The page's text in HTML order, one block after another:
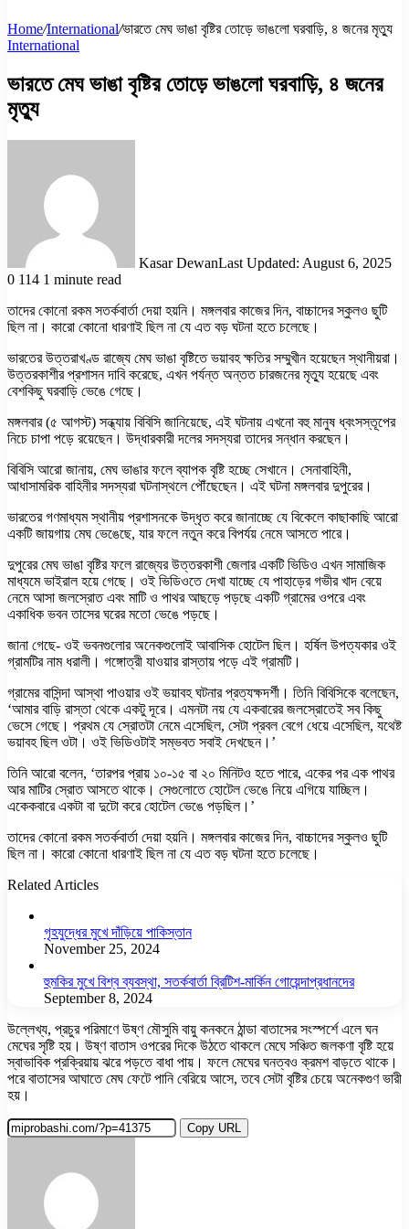
Home/International/ভারতে মেঘ ভাঙা বৃষ্টির তোড়ে ভাঙলো ঘরবাড়ি, ৪ জনের মৃত্যু
International
ভারতে মেঘ ভাঙা বৃষ্টির তোড়ে ভাঙলো ঘরবাড়ি, ৪ জনের
মৃত্যু
Kasar DewanLast Updated: August 6, 2025
0 114 1 minute read
তাদের কোনো রকম সতর্কবার্তা দেয়া হয়নি। মঙ্গলবার কাজের দিন, বাচ্চাদের স্কুলও ছুটি
ছিল না। কারো কোনো ধারণাই ছিল না যে এত বড় ঘটনা হতে চলেছে।
ভারতের উত্তরাখণ্ড রাজ্যে মেঘ ভাঙা বৃষ্টিতে ভয়াবহ ক্ষতির সম্মুখীন হয়েছেন স্থানীয়রা।
উত্তরকাশীর প্রশাসন দাবি করেছে, এখন পর্যন্ত অন্তত চারজনের মৃত্যু হয়েছে এবং
বেশকিছু ঘরবাড়ি ভেঙে গেছে।
মঙ্গলবার (৫ আগস্ট) সন্ধ্যায় বিবিসি জানিয়েছে, এই ঘটনায় এখনো বহু মানুষ ধ্বংসস্তূপের
নিচে চাপা পড়ে রয়েছেন। উদ্ধারকারী দলের সদস্যরা তাদের সন্ধান করছেন।
বিবিসি আরো জানায়, মেঘ ভাঙার ফলে ব্যাপক বৃষ্টি হচ্ছে সেখানে। সেনাবাহিনী,
আধাসামরিক বাহিনীর সদস্যরা ঘটনাস্থলে পৌঁছেছেন। এই ঘটনা মঙ্গলবার দুপুরের।
ভারতের গণমাধ্যম স্থানীয় প্রশাসনকে উদ্ধৃত করে জানাচ্ছে যে বিকেলে কাছাকাছি আরো
একটি জায়গায় মেঘ ভেঙেছে, যার ফলে নতুন করে বিপর্যয় নেমে আসতে পারে।
দুপুরের মেঘ ভাঙা বৃষ্টির ফলে রাজ্যের উত্তরকাশী জেলার একটি ভিডিও এখন সামাজিক
মাধ্যমে ভাইরাল হয়ে গেছে। ওই ভিডিওতে দেখা যাচ্ছে যে পাহাড়ের গভীর খাদ বেয়ে
নেমে আসা জলস্রোত এবং মাটি ও পাথর আছড়ে পড়ছে একটি গ্রামের ওপরে এবং
একাধিক ভবন তাসের ঘরের মতো ভেঙে পড়ছে।
জানা গেছে- ওই ভবনগুলোর অনেকগুলোই আবাসিক হোটেল ছিল। হর্ষিল উপত্যকার ওই
গ্রামটির নাম ধরালী। গঙ্গোত্রী যাওয়ার রাস্তায় পড়ে এই গ্রামটি।
গ্রামের বাসিন্দা আস্থা পাওয়ার ওই ভয়াবহ ঘটনার প্রত্যক্ষদর্শী। তিনি বিবিসিকে বলেছেন,
‘আমার বাড়ি রাস্তা থেকে একটু দূরে। এমনটা নয় যে একবারের জলস্রোতেই সব কিছু
ভেসে গেছে। প্রথম যে স্রোতটা নেমে এসেছিল, সেটা প্রবল বেগে ধেয়ে এসেছিল, যথেষ্ট
ভয়াবহ ছিল ওটা। ওই ভিডিওটাই সম্ভবত সবাই দেখছেন।’
তিনি আরো বলেন, ‘তারপর প্রায় ১০-১৫ বা ২০ মিনিটও হতে পারে, একের পর এক পাথর
আর মাটির স্রোত আসতে থাকে। সেগুলোতে হোটেল ভেঙে নিয়ে এগিয়ে যাচ্ছিল।
একেকবারে একটা বা দুটো করে হোটেল ভেঙে পড়ছিল।’
তাদের কোনো রকম সতর্কবার্তা দেয়া হয়নি। মঙ্গলবার কাজের দিন, বাচ্চাদের স্কুলও ছুটি
ছিল না। কারো কোনো ধারণাই ছিল না যে এত বড় ঘটনা হতে চলেছে।
Related Articles
গৃহযুদ্ধের মুখে দাঁড়িয়ে পাকিস্তান
November 25, 2024
হুমকির মুখে বিশ্ব ব্যবস্থা, সতর্কবার্তা ব্রিটিশ-মার্কিন গোয়েন্দাপ্রধানদের
September 8, 2024
উল্লেখ্য, প্রচুর পরিমাণে উষ্ণ মৌসুমি বায়ু কনকনে ঠান্ডা বাতাসের সংস্পর্শে এলে ঘন
মেঘের সৃষ্টি হয়। উষ্ণ বাতাস ওপরের দিকে উঠতে থাকলে মেঘে সঞ্চিত জলকণা বৃষ্টি হয়ে
স্বাভাবিক প্রক্রিয়ায় ঝরে পড়তে বাধা পায়। ফলে মেঘের ঘনত্বও ক্রমশ বাড়তে থাকে।
পরে বাতাসের আঘাতে মেঘ ফেটে পানি বেরিয়ে আসে, তবে সেটা বৃষ্টির চেয়ে অনেকগুণ ভারী
হয়।
Copy URL